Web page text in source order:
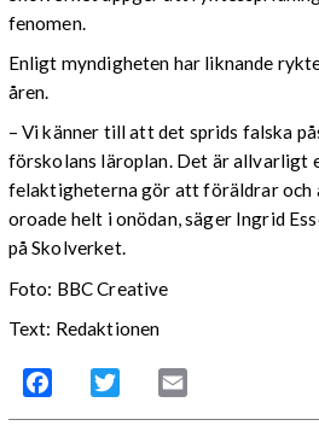
fenomen.
Enligt myndigheten har liknande
åren.
– Vi känner till att det sprids falska
förskolans läroplan. Det är allvarligt
felaktigheterna gör att föräldrar och
oroade helt i onödan, säger Ingrid
på Skolverket.
Foto: BBC Creative
Text: Redaktionen
Facebook Twitter